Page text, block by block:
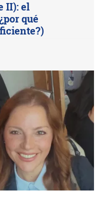
II): el
qué